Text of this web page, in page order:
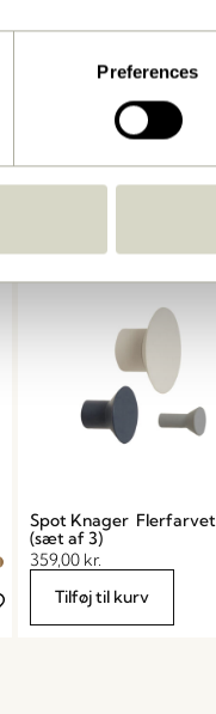
Preferences
Spot Knager Flerfarvet
(sæt af 3)
359,00 kr.
Tilføj til kurv